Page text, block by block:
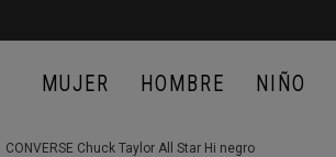
MUJER HOMBRE NIÑO
CONVERSE Chuck Taylor All Star Hi negro